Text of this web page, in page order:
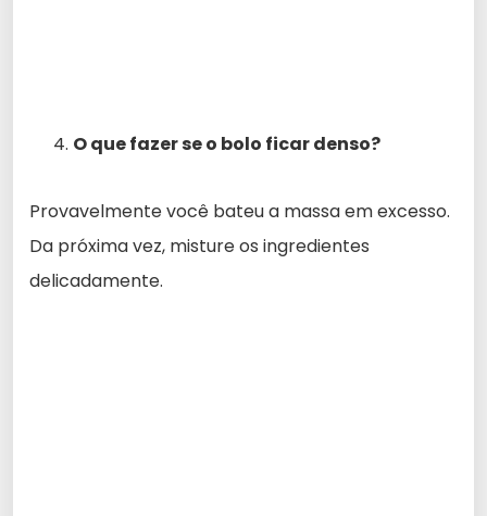
O que fazer se o bolo ficar denso?
Provavelmente você bateu a massa em excesso.
Da próxima vez, misture os ingredientes
delicadamente.